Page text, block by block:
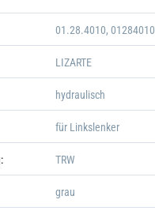
01.28.4010, 01284010
LIZARTE
hydraulisch
für Linkslenker
TRW
grau